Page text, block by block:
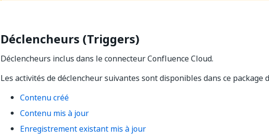
Déclencheurs (Triggers)
Déclencheurs inclus dans le connecteur Confluence Cloud.
Les activités de déclencheur suivantes sont disponibles dans ce package
Contenu créé
Contenu mis à jour
Enregistrement existant mis à jour